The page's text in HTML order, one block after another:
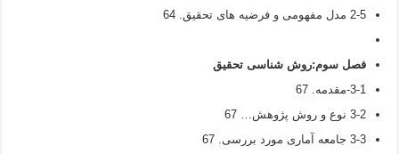
2-5 مدل مفهومی و فرضیه های تحقیق. 64
فصل سوم:روش شناسی تحقیق
3-1-مقدمه. 67
3-2 نوع و روش پژوهش… 67
3-3 جامعه آماری مورد بررسی. 67